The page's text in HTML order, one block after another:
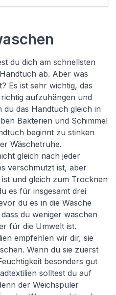
du dich am schnellsten
ab. Aber was
Es ist sehr wichtig, das
aufzuhängen und
das Handtuch gleich in
Bakterien und Schimmel
beginnt zu stinken
Wäschetruhe.
gleich nach jeder
verschmutzt ist, aber
und gleich zum Trocknen
es für insgesamt drei
du es in die Wäsche
du weniger waschen
für die Umwelt ist.
empfehlen wir dir, sie
Wenn du sie zuerst
besonders gut
solltest du auf
der Weichspüler